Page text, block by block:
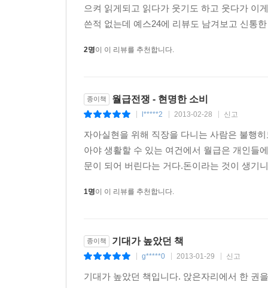
연금을 기다리며
대출도 갚고 변액연금도 내는 월급쟁이의 아이러니
우리의 퇴직금은 또 주식시장을 부양하네
남들과 경쟁하기 위한 소비는 줄여라
15. 월급생활자에게 재테크란 애초에 어울리지 않
남들처럼 투자하면 돈을 벌 수 있을까?
왜 월급쟁이는 항상 상투만 잡는가
재테크는 부자에게 어울리는 것
저축, 구관이 명관
으켜 읽게되고 읽다가 웃기도 하고 웃다가 이
쓴적 없는데 예스24에 리뷰도 남겨보고 신통
2명이 이 리뷰를 추천합니다.
종이책 월급전쟁 - 현명한 소비
l*****2 2013-02-28 신고
자아실현을 위해 직장을 다니는 사람은 불행
아야 생활할 수 있는 여건에서 월급은 개인들
문이 되어 버린다는 거다.돈이라는 것이 생기
1명이 이 리뷰를 추천합니다.
종이책 기대가 높았던 책
g*****0 2013-01-29 신고
기대가 높았던 책입니다. 앉은자리에서 한 권